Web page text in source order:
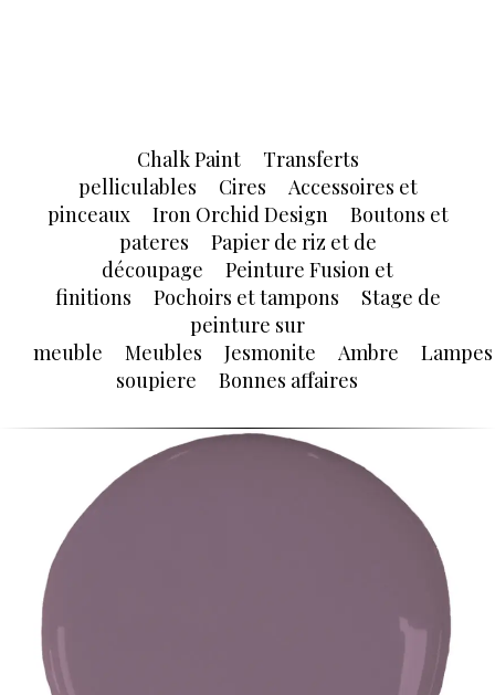
Chalk Paint
Transferts
pelliculables
Cires
Accessoires et
pinceaux
Iron Orchid Design
Boutons et
pateres
Papier de riz et de
découpage
Peinture Fusion et
finitions
Pochoirs et tampons
Stage de
peinture sur
meuble
Meubles Jesmonite Ambre
Lampes
soupiere
Bonnes affaires